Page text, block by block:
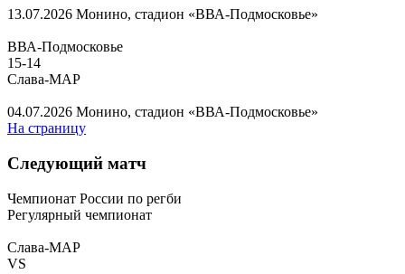
13.07.2026 Монино, стадион «ВВА-Подмосковье»
ВВА-Подмосковье
15-14
Слава-МАР
04.07.2026 Монино, стадион «ВВА-Подмосковье»
На страницу
Следующий матч
Чемпионат России по регби
Регулярный чемпионат
Слава-МАР
VS